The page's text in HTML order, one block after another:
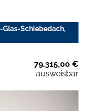
Glas-Schiebedach,
79.315,00 €
ausweisbar